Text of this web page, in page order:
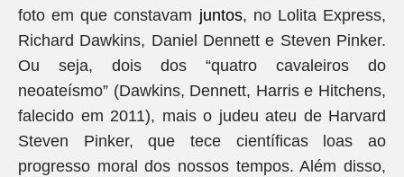
foto em que constavam juntos, no Lolita Express,
Richard Dawkins, Daniel Dennett e Steven Pinker.
Ou seja, dois dos “quatro cavaleiros do
neoateísmo” (Dawkins, Dennett, Harris e Hitchens,
falecido em 2011), mais o judeu ateu de Harvard
Steven Pinker, que tece científicas loas ao
progresso moral dos nossos tempos. Além disso,